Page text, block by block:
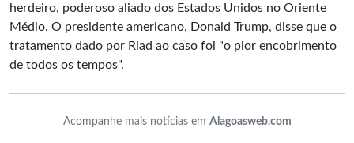
herdeiro, poderoso aliado dos Estados Unidos no Oriente
Médio. O presidente americano, Donald Trump, disse que o
tratamento dado por Riad ao caso foi "o pior encobrimento
de todos os tempos".
Acompanhe mais notícias em Alagoasweb.com